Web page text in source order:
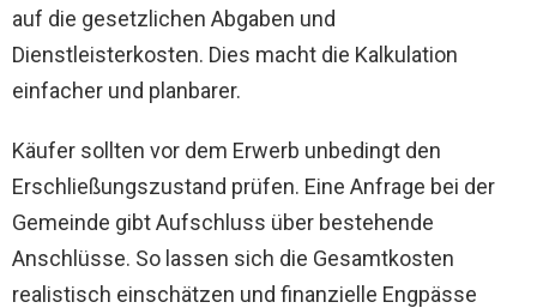
auf die gesetzlichen Abgaben und
Dienstleisterkosten. Dies macht die Kalkulation
einfacher und planbarer.
Käufer sollten vor dem Erwerb unbedingt den
Erschließungszustand prüfen. Eine Anfrage bei der
Gemeinde gibt Aufschluss über bestehende
Anschlüsse. So lassen sich die Gesamtkosten
realistisch einschätzen und finanzielle Engpässe